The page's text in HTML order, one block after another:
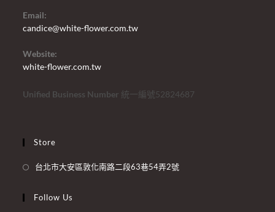
Email:
candice@white-flower.com.tw
Website:
white-flower.com.tw
Unified Business Number 統一編號52824687
Store
台北市大安區敦化南路二段63巷54弄2號
Follow Us